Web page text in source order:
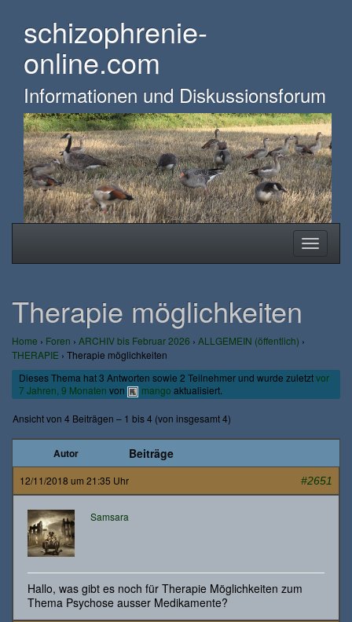
main
content
schizophrenie-
online.com
Informationen und Diskussionsforum
Toggle
Therapie möglichkeiten
Home › Foren › ARCHIV bis Februar 2026 › ALLGEMEIN (öffentlich) ›
THERAPIE › Therapie möglichkeiten
Dieses Thema hat 3 Antworten sowie 2 Teilnehmer und wurde zuletztvor
7 Jahren, 9 Monaten von mango aktualisiert.
Ansicht von 4 Beiträgen – 1 bis 4 (von insgesamt 4)
Autor Beiträge
12/11/2018 um 21:35 Uhr #2651
Samsara
Hallo, was gibt es noch für Therapie Möglichkeiten zum
Thema Psychose ausser Medikamente?